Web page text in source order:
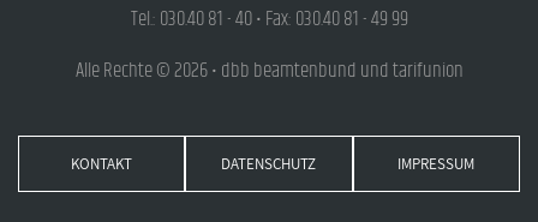
Tel.: 030.40 81 - 40 • Fax: 030.40 81 - 49 99
Alle Rechte © 2026 • dbb beamtenbund und tarifunion
KONTAKT DATENSCHUTZ IMPRESSUM